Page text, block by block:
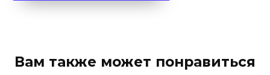
Вам также может понравиться